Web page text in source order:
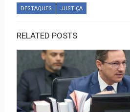
DESTAQUES JUSTIÇA
RELATED POSTS